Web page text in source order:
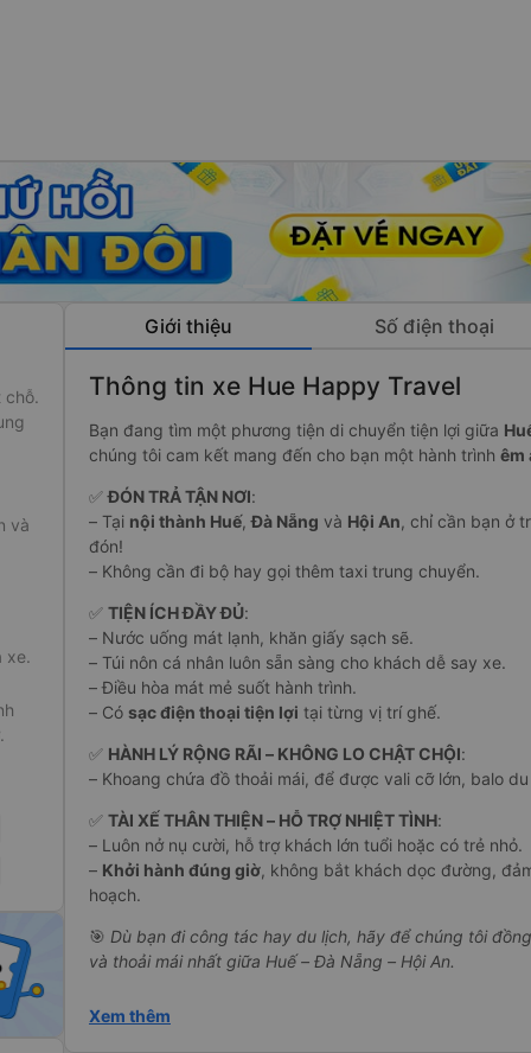
và
xe.
Giới thiệu Số điện thoại
Thông tin xe Hue Happy Travel
Bạn đang tìm một phương tiện di chuyển tiện lợi giữa
chúng tôi cam kết mang đến cho bạn một hành trình êm
✅ĐÓN TRẢ TẬN NƠI:
– Tại nội thành Huế,Đà Nẵng và Hội An, chỉ cần bạn ở
đón!
– Không cần đi bộ hay gọi thêm taxi trung chuyển.
✅ TIỆN ÍCH ĐẦY ĐỦ:
– Nước uống mát lạnh, khăn giấy sạch sẽ.
– Túi nôn cá nhân luôn sẵn sàng cho khách dễ say xe.
– Điều hòa mát mẻ suốt hành trình.
– Có sạc điện thoại tiện lợi tại từng vị trí ghế.
✅ HÀNH LÝ RỘNG RÃI – KHÔNG LO CHẬT CHỘI:
– Khoang chứa đồ thoải mái, để được vali cỡ lớn, balo du
✅ TÀI XẾ THÂN THIỆN – HỖ TRỢ NHIỆT TÌNH:
– Luôn nở nụ cười, hỗ trợ khách lớn tuổi hoặc có trẻ nhỏ.
– Khởi hành đúng giờ, không bắt khách dọc đường,
hoạch.
🎯 Dù bạn đi công tác hay du lịch, hãy để chúng tôi
và thoải mái nhất giữa Huế – Đà Nẵng – Hội An.
Xem thêm